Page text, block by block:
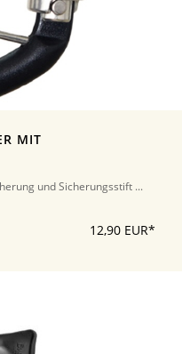
MIT
und Sicherungsstift ...
12,90 EUR*